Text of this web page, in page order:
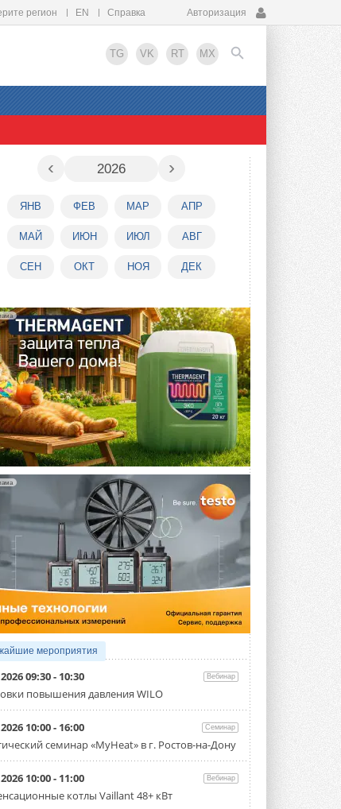
регион EN Справка Авторизация
TG VK RT MX
EN
‹ 2026 ›
ЯНВ ФЕВ МАР АПР
МАЙ ИЮН ИЮЛ АВГ
СЕН ОКТ НОЯ ДЕК
мероприятия
09:30 - 10:30 Вебинар
повышения давления WILO
10:00 - 16:00 Семинар
семинар «MyHeat» в г. Ростов-на-Дону
10:00 - 11:00 Вебинар
котлы Vaillant 48+ кВт